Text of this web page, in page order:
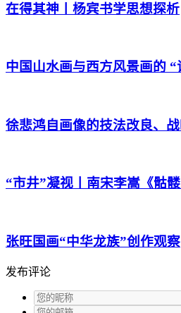
在得其神丨杨宾书学思想探析
中国山水画与西方风景画的
徐悲鸿自画像的技法改良、
“市井”凝视丨南宋李嵩《骷
张旺国画“中华龙族”创作观察
发布评论